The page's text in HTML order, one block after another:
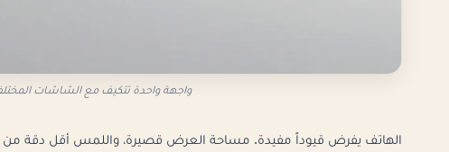
واجهة واحدة تتكيف مع الشاشات
الهاتف يفرض قيوداً مفيدة. مساحة العرض قصيرة، واللمس أقل دقة من